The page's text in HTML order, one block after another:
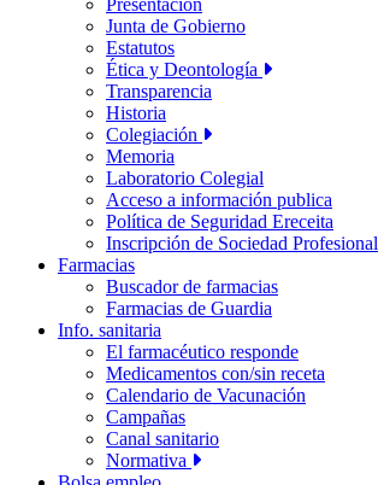
Presentación
Junta de Gobierno
Estatutos
Ética y Deontología
Transparencia
Historia
Colegiación
Memoria
Laboratorio Colegial
Acceso a información publica
Política de Seguridad Ereceita
Inscripción de Sociedad Profesional
Farmacias
Buscador de farmacias
Farmacias de Guardia
Info. sanitaria
El farmacéutico responde
Medicamentos con/sin receta
Calendario de Vacunación
Campañas
Canal sanitario
Normativa